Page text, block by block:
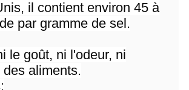
il contient environ 45 à
par gramme de sel.
le goût, ni l'odeur, ni
aliments.
: